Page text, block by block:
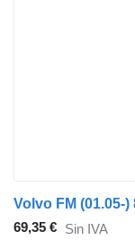
69,35 € Sin IVA